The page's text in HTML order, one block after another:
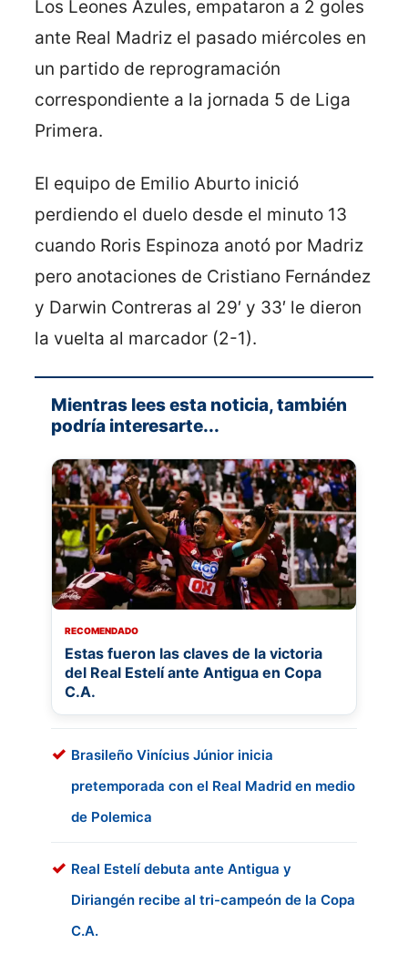
Los Leones Azules, empataron a 2 goles
ante Real Madriz el pasado miércoles en
un partido de reprogramación
correspondiente a la jornada 5 de Liga
Primera.
El equipo de Emilio Aburto inició
perdiendo el duelo desde el minuto 13
cuando Roris Espinoza anotó por Madriz
pero anotaciones de Cristiano Fernández
y Darwin Contreras al 29′ y 33′ le dieron
la vuelta al marcador (2-1).
Mientras lees esta noticia, también
podría interesarte...
RECOMENDADO
Estas fueron las claves de la victoria
del Real Estelí ante Antigua en Copa
C.A.
Brasileño Vinícius Júnior inicia
pretemporada con el Real Madrid en medio
de Polemica
Real Estelí debuta ante Antigua y
Diriangén recibe al tri-campeón de la Copa
C.A.